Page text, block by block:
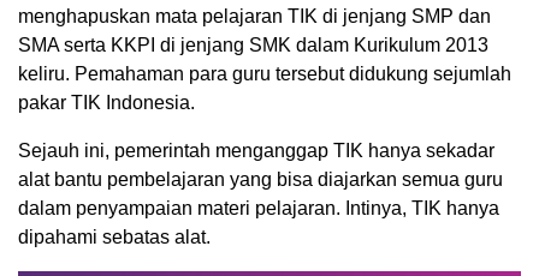
menghapuskan mata pelajaran TIK di jenjang SMP dan
SMA serta KKPI di jenjang SMK dalam Kurikulum 2013
keliru. Pemahaman para guru tersebut didukung sejumlah
pakar TIK Indonesia.
Sejauh ini, pemerintah menganggap TIK hanya sekadar
alat bantu pembelajaran yang bisa diajarkan semua guru
dalam penyampaian materi pelajaran. Intinya, TIK hanya
dipahami sebatas alat.